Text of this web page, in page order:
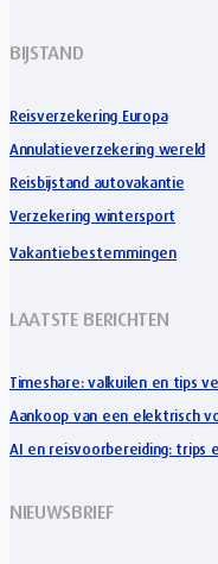
BIJSTAND
Reisverzekering Europa
Annulatieverzekering wereld
Reisbijstand autovakantie
Verzekering wintersport
Vakantiebestemmingen
LAATSTE BERICHTEN
Timeshare: valkuilen en tips
Aankoop van een elektrisch
AI en reisvoorbereiding: trips
NIEUWSBRIEF